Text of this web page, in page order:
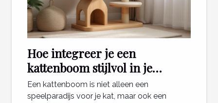
Hoe integreer je een
kattenboom stijlvol in je
interieur?
Een kattenboom is niet alleen een
speelparadijs voor je kat, maar ook een